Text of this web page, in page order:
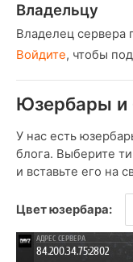
Владельцу
Владелец сервера
Войдите, чтобы
Юзербары и
У нас есть
блога. Выберите
и вставьте его на
Цвет юзербара: